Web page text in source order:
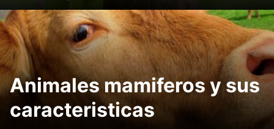
Animales mamiferos y sus
caracteristicas